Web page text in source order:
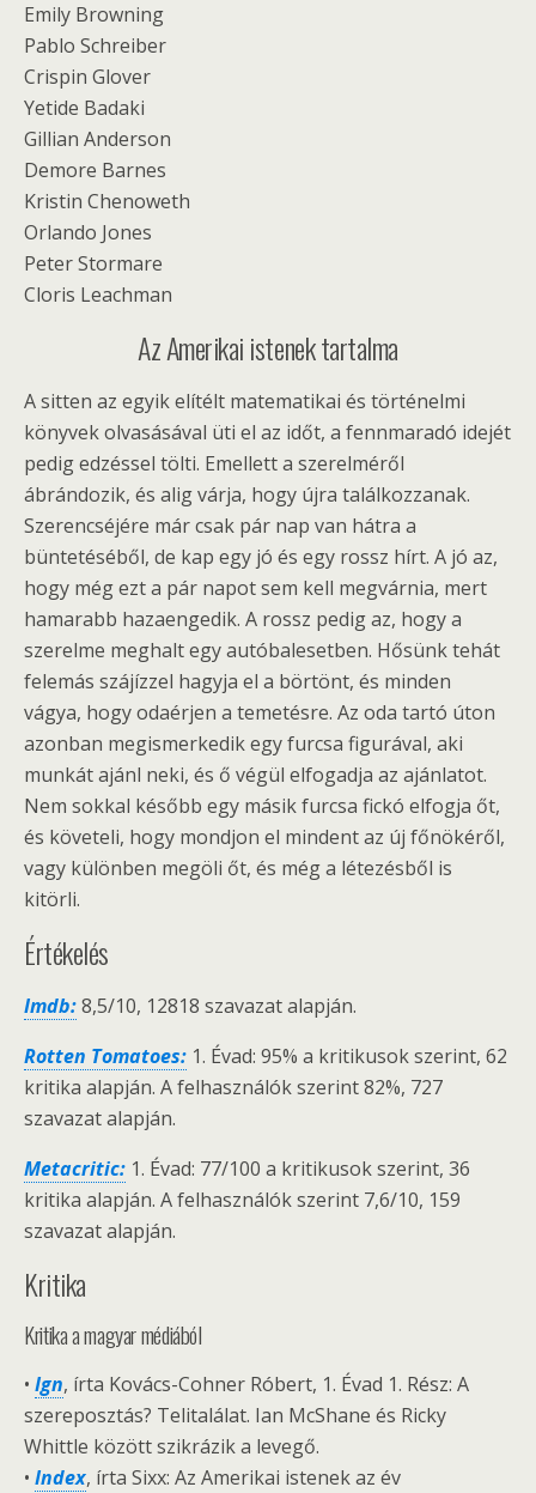
Emily Browning
Pablo Schreiber
Crispin Glover
Yetide Badaki
Gillian Anderson
Demore Barnes
Kristin Chenoweth
Orlando Jones
Peter Stormare
Cloris Leachman
Az Amerikai istenek tartalma
A sitten az egyik elítélt matematikai és történelmi
könyvek olvasásával üti el az időt, a fennmaradó idejét
pedig edzéssel tölti. Emellett a szerelméről
ábrándozik, és alig várja, hogy újra találkozzanak.
Szerencséjére már csak pár nap van hátra a
büntetéséből, de kap egy jó és egy rossz hírt. A jó az,
hogy még ezt a pár napot sem kell megvárnia, mert
hamarabb hazaengedik. A rossz pedig az, hogy a
szerelme meghalt egy autóbalesetben. Hősünk tehát
felemás szájízzel hagyja el a börtönt, és minden
vágya, hogy odaérjen a temetésre. Az oda tartó úton
azonban megismerkedik egy furcsa figurával, aki
munkát ajánl neki, és ő végül elfogadja az ajánlatot.
Nem sokkal később egy másik furcsa fickó elfogja őt,
és követeli, hogy mondjon el mindent az új főnökéről,
vagy különben megöli őt, és még a létezésből is
kitörli.
Értékelés
Imdb:8,5/10, 12818 szavazat alapján.
Rotten Tomatoes: 1. Évad: 95% a kritikusok szerint, 62
kritika alapján. A felhasználók szerint 82%, 727
szavazat alapján.
Metacritic: 1. Évad: 77/100 a kritikusok szerint, 36
kritika alapján. A felhasználók szerint 7,6/10, 159
szavazat alapján.
Kritika
Kritika a magyar médiából
• Ign, írta Kovács-Cohner Róbert, 1. Évad 1. Rész: A
szereposztás? Telitalálat. Ian McShane és Ricky
Whittle között szikrázik a levegő.
• Index, írta Sixx: Az Amerikai istenek az év